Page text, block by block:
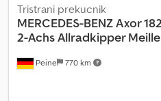
Peine 770 km
Tristrani prekucnik
MERCEDES-BENZAxor
2-Achs Allradkipper